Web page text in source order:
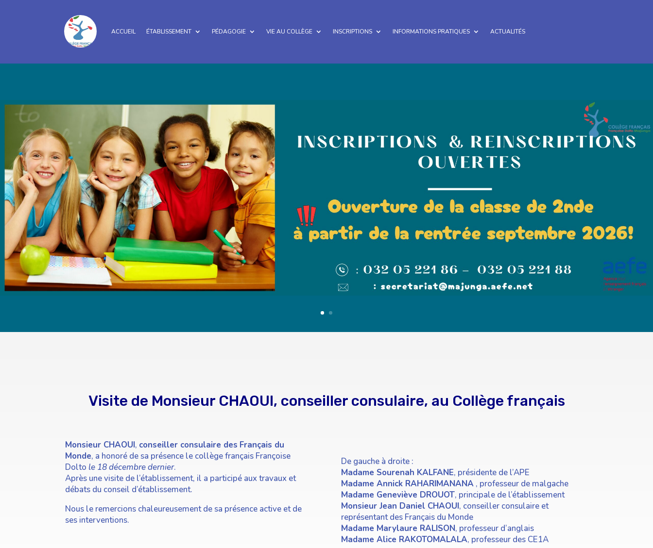
ACCUEIL ÉTABLISSEMENT PÉDAGOGIE VIE AU COLLÈGE INSCRIPTIONS INFORMATIONS PRATIQUES ACTUALITÉS
Visite de Monsieur CHAOUI, conseiller consulaire, au Collège français
Monsieur CHAOUI, conseiller consulaire des Français du
Monde, a honoré de sa présence le collège français Françoise
Dolto le 18 décembre dernier.
Après une visite de l’établissement, il a participé aux travaux et
débats du conseil d’établissement.
Nous le remercions chaleureusement de sa présence active et de
ses interventions.
De gauche à droite :
Madame Sourenah KALFANE, présidente de l’APE
Madame Annick RAHARIMANANA , professeur de malgache
Madame Geneviève DROUOT, principale de l’établissement
Monsieur Jean Daniel CHAOUI, conseiller consulaire et
représentant des Français du Monde
Madame Marylaure RALISON, professeur d’anglais
Madame Alice RAKOTOMALALA, professeur des CE1A